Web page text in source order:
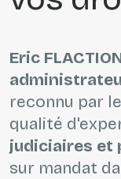
Eric
reconnu par
qualité
judiciaires et
sur mandat